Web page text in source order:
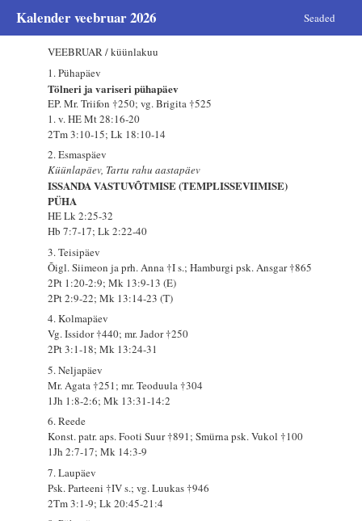
Kalender veebruar 2026 Seaded
VEEBRUAR / küünlakuu
1. Pühapäev
Tölneri ja variseri pühapäev
EP. Mr. Triifon †250; vg. Brigita †525
1. v. HE Mt 28:16-20
2Tm 3:10-15; Lk 18:10-14
2. Esmaspäev
Küünlapäev, Tartu rahu aastapäev
ISSANDA VASTUVÕTMISE (TEMPLISSEVIIMISE)
PÜHA
HE Lk 2:25-32
Hb 7:7-17; Lk 2:22-40
3. Teisipäev
Õigl. Siimeon ja prh. Anna †I s.; Hamburgi psk. Ansgar †865
2Pt 1:20-2:9; Mk 13:9-13 (E)
2Pt 2:9-22; Mk 13:14-23 (T)
4. Kolmapäev
Vg. Issidor †440; mr. Jador †250
2Pt 3:1-18; Mk 13:24-31
5. Neljapäev
Mr. Agata †251; mr. Teoduula †304
1Jh 1:8-2:6; Mk 13:31-14:2
6. Reede
Konst. patr. aps. Footi Suur †891; Smürna psk. Vukol †100
1Jh 2:7-17; Mk 14:3-9
7. Laupäev
Psk. Parteeni †IV s.; vg. Luukas †946
2Tm 3:1-9; Lk 20:45-21:4